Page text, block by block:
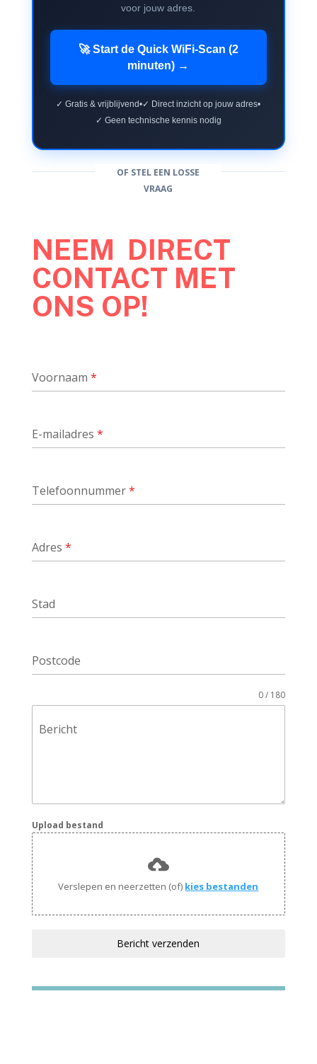
voor jouw adres.
🚀 Start de Quick WiFi-Scan (2
minuten) →
✓ Gratis & vrijblijvend•✓ Direct inzicht op jouw adres•
✓ Geen technische kennis nodig
OF STEL EEN LOSSE
VRAAG
NEEM DIRECT
CONTACT MET
ONS OP!
Voornaam *
E-mailadres *
Telefoonnummer*
Adres *
Stad
Postcode
Bericht
0 / 180
Upload bestand
Verslepen en neerzetten (of) kies bestanden
Bericht verzenden